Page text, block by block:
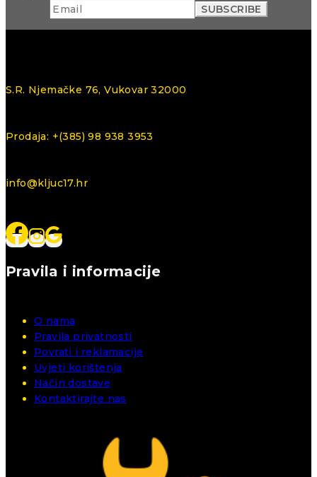
S.R. Njemačke 76, Vukovar 32000
Prodaja: +(385) 98 938 3953
info@kljuc17.hr
Pravila i informacije
O nama
Pravila privatnosti
Povrati i reklamacije
Uvjeti korištenja
Način dostave
Kontaktirajte nas